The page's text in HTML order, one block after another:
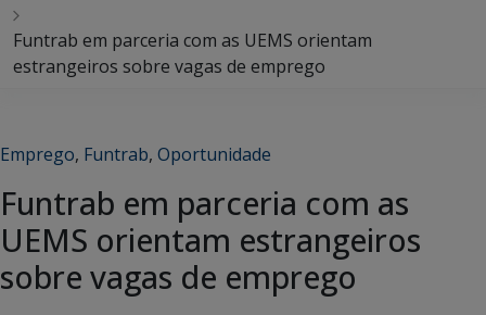
Funtrab em parceria com as UEMS orientam
estrangeiros sobre vagas de emprego
Emprego, Funtrab, Oportunidade
Funtrab em parceria com as
UEMS orientam estrangeiros
sobre vagas de emprego